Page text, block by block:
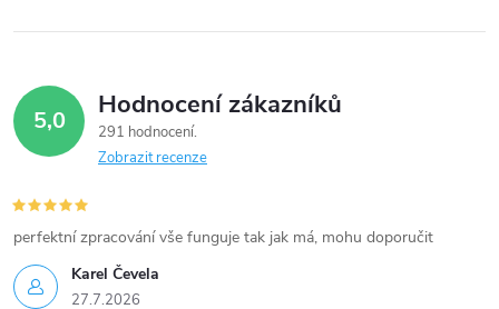
l
d
a
c
í
p
5,0 Hodnocení zákazníků
291 hodnocení
Zobrazit recenze
Karel Čevela
27.7.2026
perfektní zpracování vše funguje tak jak má, mohu doporučit